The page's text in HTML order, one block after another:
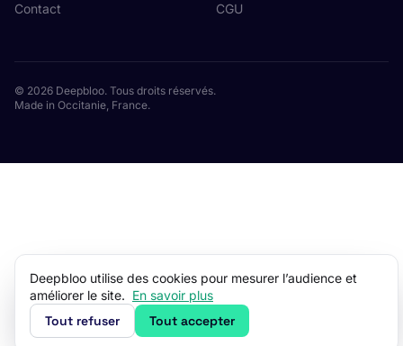
Contact
CGU
© 2026 Deepbloo. Tous droits réservés.
Made in Occitanie, France.
Deepbloo utilise des cookies pour mesurer l’audience et
améliorer le site. En savoir plus
Tout refuser Tout accepter